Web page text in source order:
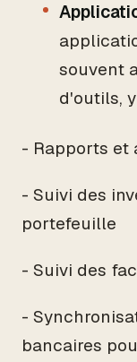
souvent
d'outils,
- Rapports et
- Suivi des
portefeuille
- Suivi des
-
bancaires